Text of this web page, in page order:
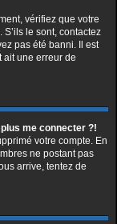
vérifiez que votre
le sont, contactez
pas été banni. Il est
ait une erreur de
me connecter ?!
votre compte. En
ne postant pas
arrive, tentez de